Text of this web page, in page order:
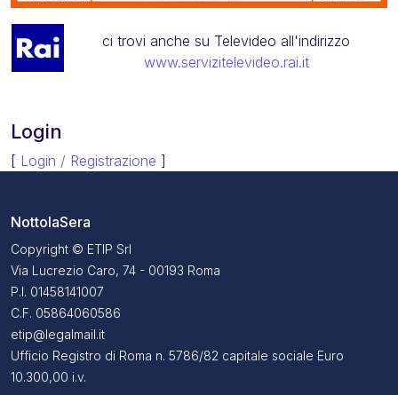
ci trovi anche su Televideo all'indirizzo
www.servizitelevideo.rai.it
Login
[ Login / Registrazione ]
NottolaSera
Copyright © ETIP Srl
Via Lucrezio Caro, 74 - 00193 Roma
P.I. 01458141007
C.F. 05864060586
etip@legalmail.it
Ufficio Registro di Roma n. 5786/82 capitale sociale Euro
10.300,00 i.v.